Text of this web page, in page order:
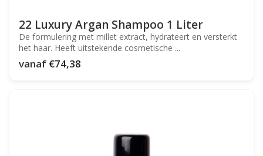
22 Luxury Argan Shampoo 1 Liter
De formulering met millet extract, hydrateert en versterkt
het haar. Heeft uitstekende cosmetische ...
vanaf €74,38